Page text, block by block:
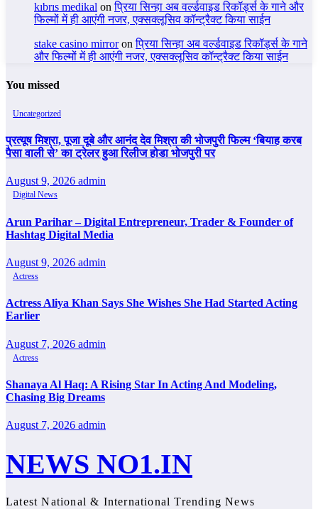
kıbrıs medikal onप्रिया सिन्हा अब वर्ल्डवाइड रिकॉर्ड्स के गाने और
फिल्मों में ही आएंगी नजर, एक्सक्लूसिव कॉन्ट्रैक्ट किया साईन
stake casino mirroronप्रिया सिन्हा अब वर्ल्डवाइड रिकॉर्ड्स के गाने
और फिल्मों में ही आएंगी नजर, एक्सक्लूसिव कॉन्ट्रैक्ट किया साईन
You missed
Uncategorized
प्रत्यूष मिश्रा, पूजा दूबे और आनंद देव मिश्रा की भोजपुरी फिल्म ‘बियाह करब
पैसा वाली से’ का ट्रेलर हुआ रिलीज होडा भोजपुरी पर
August 9, 2026 admin
Digital News
Arun Parihar – Digital Entrepreneur, Trader & Founder of
Hashtag Digital Media
August 9, 2026 admin
Actress
Actress Aliya Khan Says She Wishes She Had Started Acting
Earlier
August 7, 2026 admin
Actress
Shanaya Al Haq: A Rising Star In Acting And Modeling,
Chasing Big Dreams
August 7, 2026 admin
NEWS NO1.IN
Latest National & International Trending News